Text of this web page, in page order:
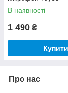
В наявності
1 490 ₴
Купити
Про нас